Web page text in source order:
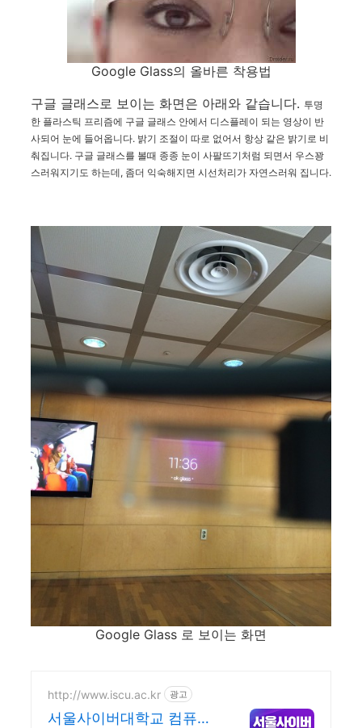
Google Glass의 올바른 착용법
구글 글래스로 보이는 화면은 아래와 같습니다. 투명
한 플라스틱 프리즘에 구글 글래스 안에서 디스플레이 되는 영상이 반
사되어 눈에 들어옵니다. 밝기 조절이 따로 없어서 항상 같은 밝기로 비
춰집니다. 구글 글래스를 볼때 종종 눈이 사팔뜨기처럼 되면서 우스꽝
스러워지기도 하는데, 좀더 익숙해지면 시선처리가 자연스러워 집니다.
Google Glass 로 보이는 화면
http://www.iscu.ac.kr 광고
서울사이버대학교 컴퓨터